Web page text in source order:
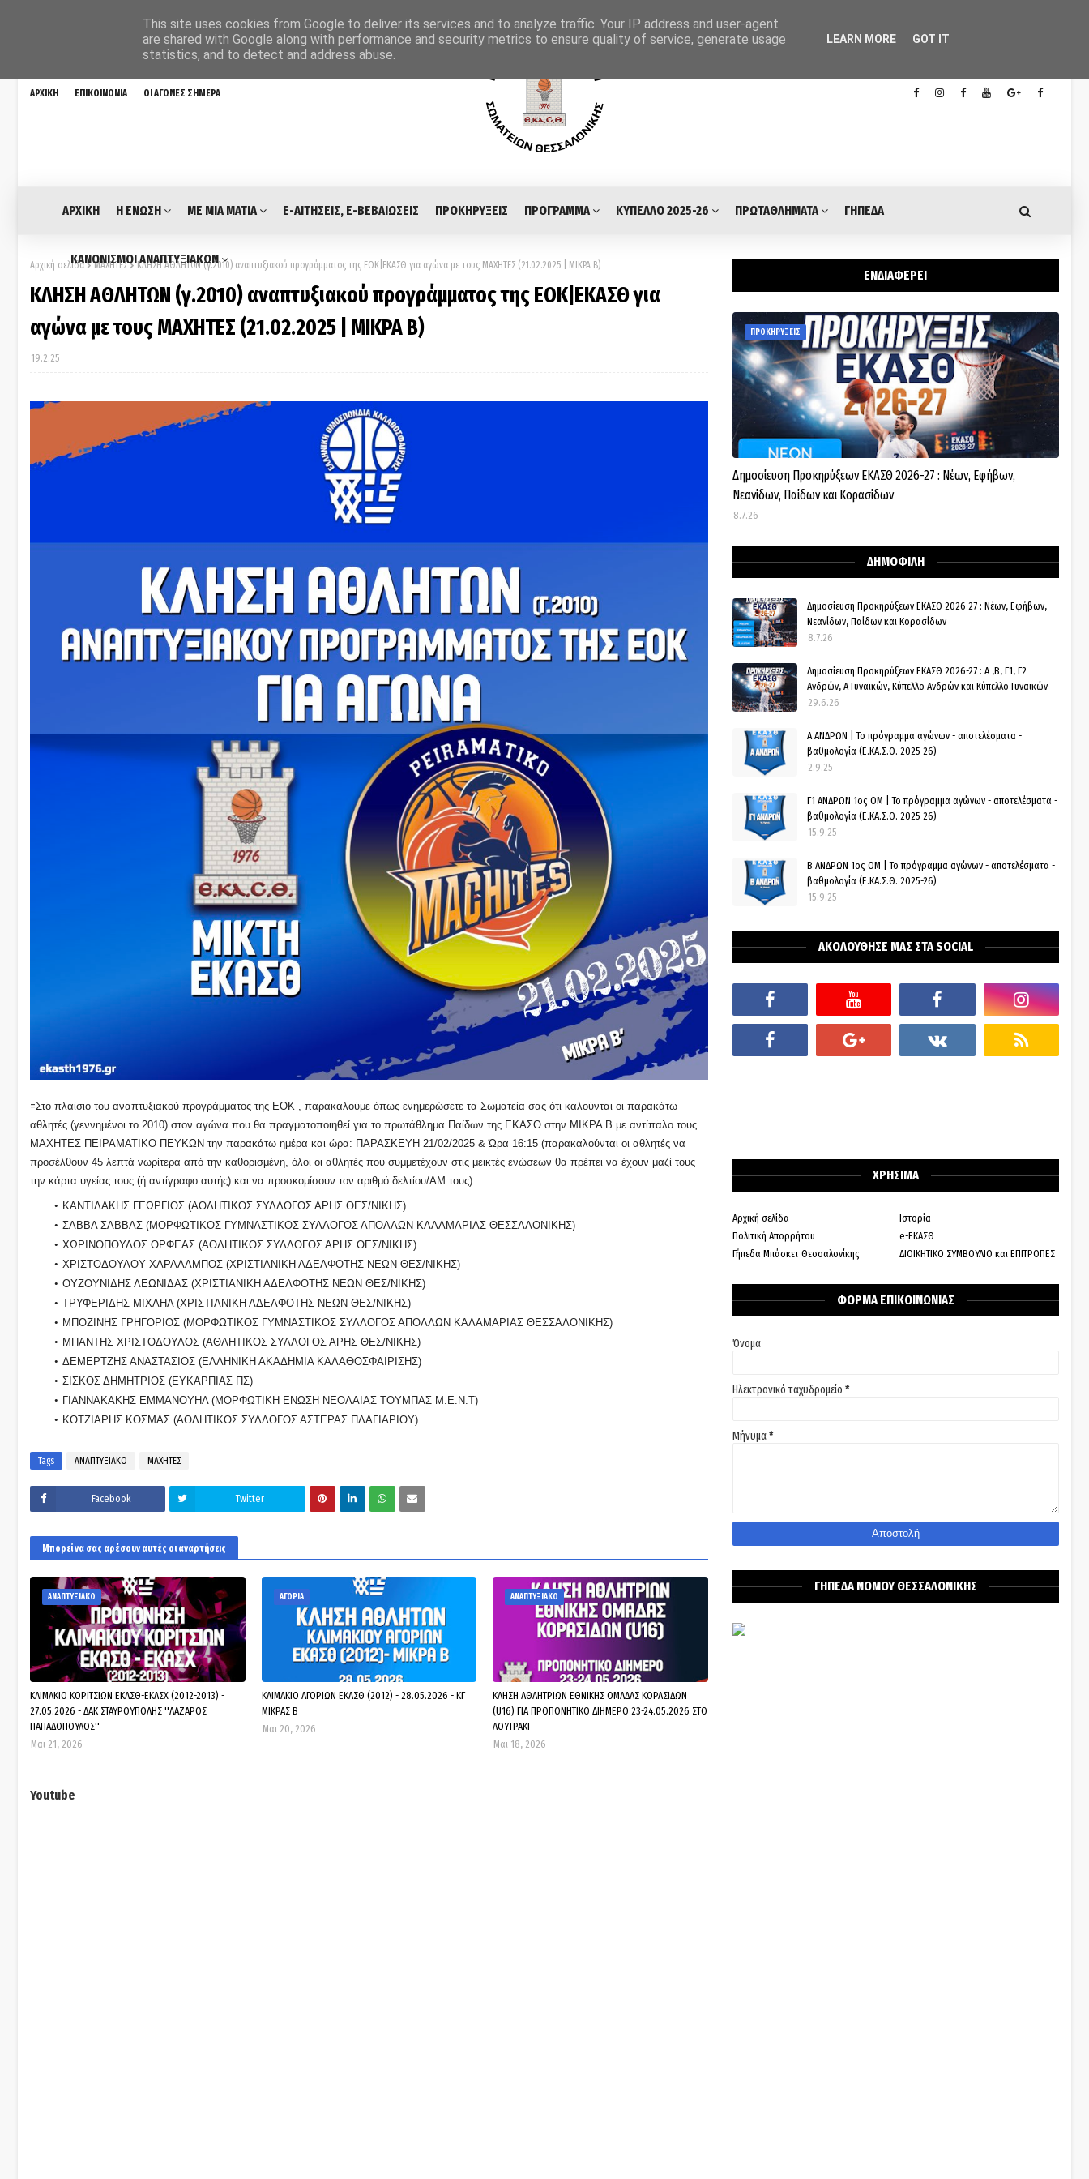
ΑΡΧΙΚΗ ΕΠΙΚΟΙΝΩΝΙΑ ΟΙ ΑΓΩΝΕΣ ΣΗΜΕΡΑ
ΑΡΧΙΚΗ Η ΕΝΩΣΗ ΜΕ ΜΙΑ ΜΑΤΙΑ E-ΑΙΤΗΣΕΙΣ, E-ΒΕΒΑΙΩΣΕΙΣ ΠΡΟΚΗΡΥΞΕΙΣ ΠΡΟΓΡΑΜΜΑ ΚΥΠΕΛΛΟ 2025-26 ΠΡΩΤΑΘΛΗΜΑΤΑ ΓΗΠΕΔΑ
ΚΑΝΟΝΙΣΜΟΙ ΑΝΑΠΤΥΞΙΑΚΩΝ
Αρχική σελίδα ΜΑΧΗΤΕΣ ΚΛΗΣΗ ΑΘΛΗΤΩΝ (γ.2010) αναπτυξιακού προγράμματος της ΕΟΚ|ΕΚΑΣΘ για αγώνα με τους ΜΑΧΗΤΕΣ (21.02.2025 | ΜΙΚΡΑ Β)
ΚΛΗΣΗ ΑΘΛΗΤΩΝ (γ.2010) αναπτυξιακού προγράμματος της ΕΟΚ|ΕΚΑΣΘ για
αγώνα με τους ΜΑΧΗΤΕΣ (21.02.2025 | ΜΙΚΡΑ Β)
19.2.25
=Στο πλαίσιο του αναπτυξιακού προγράμματος της ΕΟΚ , παρακαλούμε όπως ενημερώσετε τα Σωματεία σας ότι καλούνται οι παρακάτω
αθλητές (γεννημένοι το 2010) στον αγώνα που θα πραγματοποιηθεί για το πρωτάθλημα Παίδων της ΕΚΑΣΘ στην ΜΙΚΡΑ Β με αντίπαλο τους
ΜΑΧΗΤΕΣ ΠΕΙΡΑΜΑΤΙΚΟ ΠΕΥΚΩΝ την παρακάτω ημέρα και ώρα: ΠΑΡΑΣΚΕΥΗ 21/02/2025 & Ώρα 16:15 (παρακαλούνται οι αθλητές να
προσέλθουν 45 λεπτά νωρίτερα από την καθορισμένη, όλοι οι αθλητές που συμμετέχουν στις μεικτές ενώσεων θα πρέπει να έχουν μαζί τους
την κάρτα υγείας τους (ή αντίγραφο αυτής) και να προσκομίσουν τον αριθμό δελτίου/ΑΜ τους).
ΚΑΝΤΙΔΑΚΗΣ ΓΕΩΡΓΙΟΣ (ΑΘΛΗΤΙΚΟΣ ΣΥΛΛΟΓΟΣ ΑΡΗΣ ΘΕΣ/ΝΙΚΗΣ)
ΣΑΒΒΑ ΣΑΒΒΑΣ (ΜΟΡΦΩΤΙΚΟΣ ΓΥΜΝΑΣΤΙΚΟΣ ΣΥΛΛΟΓΟΣ ΑΠΟΛΛΩΝ ΚΑΛΑΜΑΡΙΑΣ ΘΕΣΣΑΛΟΝΙΚΗΣ)
ΧΩΡΙΝΟΠΟΥΛΟΣ ΟΡΦΕΑΣ (ΑΘΛΗΤΙΚΟΣ ΣΥΛΛΟΓΟΣ ΑΡΗΣ ΘΕΣ/ΝΙΚΗΣ)
ΧΡΙΣΤΟΔΟΥΛΟΥ ΧΑΡΑΛΑΜΠΟΣ (ΧΡΙΣΤΙΑΝΙΚΗ ΑΔΕΛΦΟΤΗΣ ΝΕΩΝ ΘΕΣ/ΝΙΚΗΣ)
ΟΥΖΟΥΝΙΔΗΣ ΛΕΩΝΙΔΑΣ (ΧΡΙΣΤΙΑΝΙΚΗ ΑΔΕΛΦΟΤΗΣ ΝΕΩΝ ΘΕΣ/ΝΙΚΗΣ)
ΤΡΥΦΕΡΙΔΗΣ ΜΙΧΑΗΛ (ΧΡΙΣΤΙΑΝΙΚΗ ΑΔΕΛΦΟΤΗΣ ΝΕΩΝ ΘΕΣ/ΝΙΚΗΣ)
ΜΠΟΖΙΝΗΣ ΓΡΗΓΟΡΙΟΣ (ΜΟΡΦΩΤΙΚΟΣ ΓΥΜΝΑΣΤΙΚΟΣ ΣΥΛΛΟΓΟΣ ΑΠΟΛΛΩΝ ΚΑΛΑΜΑΡΙΑΣ ΘΕΣΣΑΛΟΝΙΚΗΣ)
ΜΠΑΝΤΗΣ ΧΡΙΣΤΟΔΟΥΛΟΣ (ΑΘΛΗΤΙΚΟΣ ΣΥΛΛΟΓΟΣ ΑΡΗΣ ΘΕΣ/ΝΙΚΗΣ)
ΔΕΜΕΡΤΖΗΣ ΑΝΑΣΤΑΣΙΟΣ (ΕΛΛΗΝΙΚΗ ΑΚΑΔΗΜΙΑ ΚΑΛΑΘΟΣΦΑΙΡΙΣΗΣ)
ΣΙΣΚΟΣ ΔΗΜΗΤΡΙΟΣ (ΕΥΚΑΡΠΙΑΣ ΠΣ)
ΓΙΑΝΝΑΚΑΚΗΣ ΕΜΜΑΝΟΥΗΛ (ΜΟΡΦΩΤΙΚΗ ΕΝΩΣΗ ΝΕΟΛΑΙΑΣ ΤΟΥΜΠΑΣ Μ.Ε.Ν.Τ)
ΚΟΤΖΙΑΡΗΣ ΚΟΣΜΑΣ (ΑΘΛΗΤΙΚΟΣ ΣΥΛΛΟΓΟΣ ΑΣΤΕΡΑΣ ΠΛΑΓΙΑΡΙΟΥ)
Tags ΑΝΑΠΤΥΞΙΑΚΟ ΜΑΧΗΤΕΣ
Facebook Twitter
Μπορεί να σας αρέσουν αυτές οι αναρτήσεις
ΑΝΑΠΤΥΞΙΑΚΟ
ΚΛΙΜΑΚΙΟ ΚΟΡΙΤΣΙΩΝ ΕΚΑΣΘ-ΕΚΑΣΧ (2012-2013) -
27.05.2026 - ΔΑΚ ΣΤΑΥΡΟΥΠΟΛΗΣ ''ΛΑΖΑΡΟΣ
ΠΑΠΑΔΟΠΟΥΛΟΣ''
Μαι 21, 2026
ΑΓΟΡΙΑ
ΚΛΙΜΑΚΙΟ ΑΓΟΡΙΩΝ ΕΚΑΣΘ (2012) - 28.05.2026 - ΚΓ
ΜΙΚΡΑΣ Β
Μαι 20, 2026
ΑΝΑΠΤΥΞΙΑΚΟ
ΚΛΗΣΗ ΑΘΛΗΤΡΙΩΝ ΕΘΝΙΚΗΣ ΟΜΑΔΑΣ ΚΟΡΑΣΙΔΩΝ
(U16) ΓΙΑ ΠΡΟΠΟΝΗΤΙΚΟ ΔΙΗΜΕΡΟ 23-24.05.2026 ΣΤΟ
ΛΟΥΤΡΑΚΙ
Μαι 18, 2026
Youtube
ΕΝΔΙΑΦΕΡΕΙ
ΠΡΟΚΗΡΥΞΕΙΣ
Δημοσίευση Προκηρύξεων ΕΚΑΣΘ 2026-27 : Νέων, Εφήβων,
Νεανίδων, Παίδων και Κορασίδων
8.7.26
ΔΗΜΟΦΙΛΗ
Δημοσίευση Προκηρύξεων ΕΚΑΣΘ 2026-27 : Νέων, Εφήβων,
Νεανίδων, Παίδων και Κορασίδων
8.7.26
Δημοσίευση Προκηρύξεων ΕΚΑΣΘ 2026-27 : Α ,Β, Γ1, Γ2
Ανδρών, Α Γυναικών, Κύπελλο Ανδρών και Κύπελλο Γυναικών
29.6.26
Α ΑΝΔΡΩΝ | Το πρόγραμμα αγώνων - αποτελέσματα -
βαθμολογία (Ε.ΚΑ.Σ.Θ. 2025-26)
2.9.25
Γ1 ΑΝΔΡΩΝ 1ος ΟΜ | Το πρόγραμμα αγώνων - αποτελέσματα -
βαθμολογία (Ε.ΚΑ.Σ.Θ. 2025-26)
15.9.25
Β ΑΝΔΡΩΝ 1ος ΟΜ | Το πρόγραμμα αγώνων - αποτελέσματα -
βαθμολογία (Ε.ΚΑ.Σ.Θ. 2025-26)
15.9.25
ΑΚΟΛΟΥΘΗΣΕ ΜΑΣ ΣΤΑ SOCIAL
ΧΡΗΣΙΜΑ
Αρχική σελίδα
Ιστορία
Πολιτική Απορρήτου
e-ΕΚΑΣΘ
Γήπεδα Μπάσκετ Θεσσαλονίκης
ΔΙΟΙΚΗΤΙΚΟ ΣΥΜΒΟΥΛΙΟ και ΕΠΙΤΡΟΠΕΣ
ΦΟΡΜΑ ΕΠΙΚΟΙΝΩΝΙΑΣ
Όνομα
Ηλεκτρονικό ταχυδρομείο *
Μήνυμα*
ΓΗΠΕΔΑ ΝΟΜΟΥ ΘΕΣΣΑΛΟΝΙΚΗΣ
This site uses cookies from Google to deliver its services and to analyze traffic. Your IP address and user-agent
are shared with Google along with performance and security metrics to ensure quality of service, generate usage
statistics, and to detect and address abuse.
LEARN MORE GOT IT